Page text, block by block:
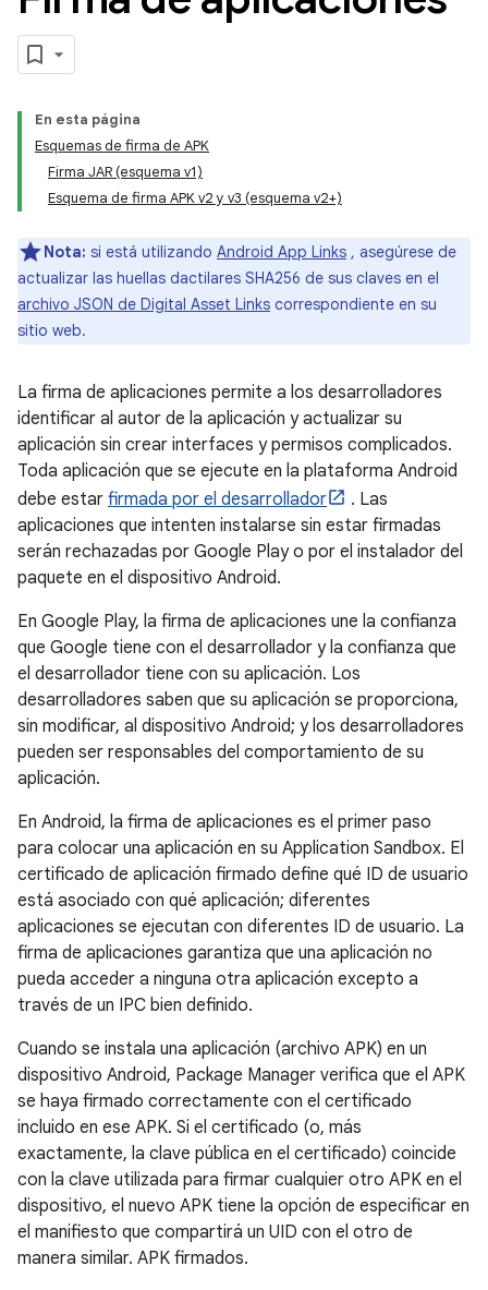
En esta página
Esquemas de firma de APK
Firma JAR (esquema v1)
Esquema de firma APK v2 y v3 (esquema v2+)
Nota: si está utilizando Android App Links , asegúrese de
actualizar las huellas dactilares SHA256 de sus claves en el
archivo JSON de Digital Asset Links correspondiente en su
sitio web.
La firma de aplicaciones permite a los desarrolladores
identificar al autor de la aplicación y actualizar su
aplicación sin crear interfaces y permisos complicados.
Toda aplicación que se ejecute en la plataforma Android
debe estar firmada por el desarrollador
. Las
aplicaciones que intenten instalarse sin estar firmadas
serán rechazadas por Google Play o por el instalador del
paquete en el dispositivo Android.
En Google Play, la firma de aplicaciones une la confianza
que Google tiene con el desarrollador y la confianza que
el desarrollador tiene con su aplicación. Los
desarrolladores saben que su aplicación se proporciona,
sin modificar, al dispositivo Android; y los desarrolladores
pueden ser responsables del comportamiento de su
aplicación.
En Android, la firma de aplicaciones es el primer paso
para colocar una aplicación en su Application Sandbox. El
certificado de aplicación firmado define qué ID de usuario
está asociado con qué aplicación; diferentes
aplicaciones se ejecutan con diferentes ID de usuario. La
firma de aplicaciones garantiza que una aplicación no
pueda acceder a ninguna otra aplicación excepto a
través de un IPC bien definido.
Cuando se instala una aplicación (archivo APK) en un
dispositivo Android, Package Manager verifica que el APK
se haya firmado correctamente con el certificado
incluido en ese APK. Si el certificado (o, más
exactamente, la clave pública en el certificado) coincide
con la clave utilizada para firmar cualquier otro APK en el
dispositivo, el nuevo APK tiene la opción de especificar en
el manifiesto que compartirá un UID con el otro de
manera similar. APK firmados.